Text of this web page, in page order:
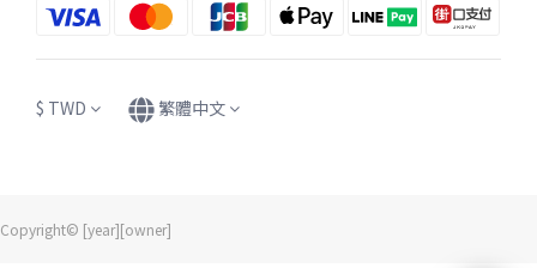
$ TWD 繁體中文
Copyright© [year][owner]